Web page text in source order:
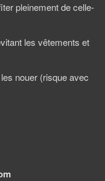
pleinement de celle-
les vêtements et
nouer (risque avec